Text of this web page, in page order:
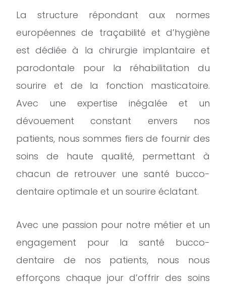
La structure répondant aux normes
européennes de traçabilité et d’hygiène
est dédiée à la chirurgie implantaire et
parodontale pour la réhabilitation du
sourire et de la fonction masticatoire.
Avec une expertise inégalée et un
dévouement constant envers nos
patients, nous sommes fiers de fournir des
soins de haute qualité, permettant à
chacun de retrouver une santé bucco-
dentaire optimale et un sourire éclatant.
Avec une passion pour notre métier et un
engagement pour la santé bucco-
dentaire de nos patients, nous nous
efforçons chaque jour d’offrir des soins